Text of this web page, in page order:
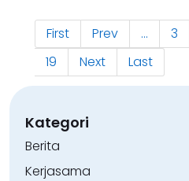
First Prev ... 3
19
Next Last
Kategori
Berita
Kerjasama